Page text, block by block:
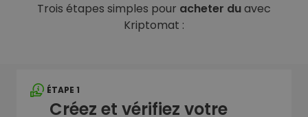
Trois étapes simples pour acheter duavec
Kriptomat :
ÉTAPE 1
Créez et vérifiez votre